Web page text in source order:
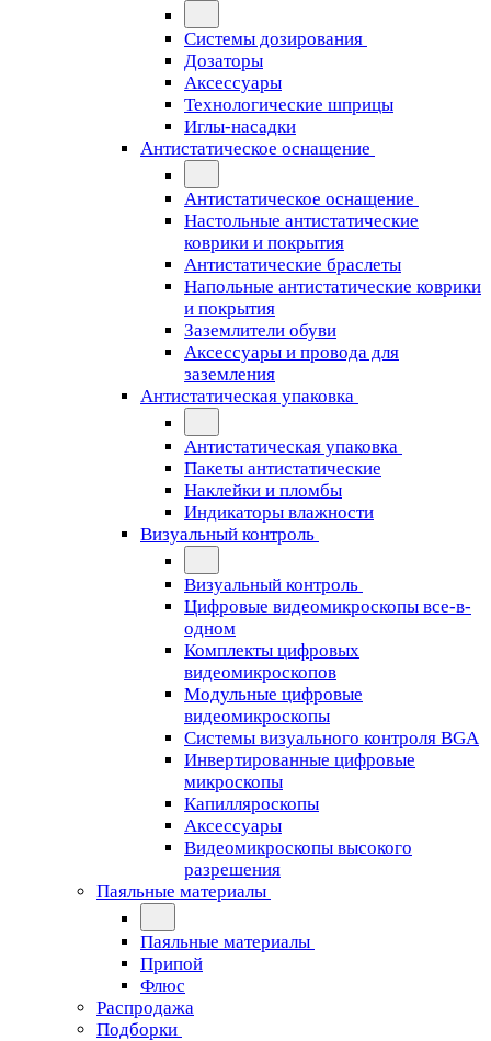
Системы дозирования
Дозаторы
Аксессуары
Технологические шприцы
Иглы-насадки
Антистатическое оснащение
Антистатическое оснащение
Настольные антистатические
коврики и покрытия
Антистатические браслеты
Напольные антистатические коврики
и покрытия
Заземлители обуви
Аксессуары и провода для
заземления
Антистатическая упаковка
Антистатическая упаковка
Пакеты антистатические
Наклейки и пломбы
Индикаторы влажности
Визуальный контроль
Визуальный контроль
Цифровые видеомикроскопы все-в-
одном
Комплекты цифровых
видеомикроскопов
Модульные цифровые
видеомикроскопы
Cистемы визуального контроля BGA
Инвертированные цифровые
микроскопы
Капилляроскопы
Аксессуары
Видеомикроскопы высокого
разрешения
Паяльные материалы
Паяльные материалы
Припой
Флюс
Распродажа
Подборки